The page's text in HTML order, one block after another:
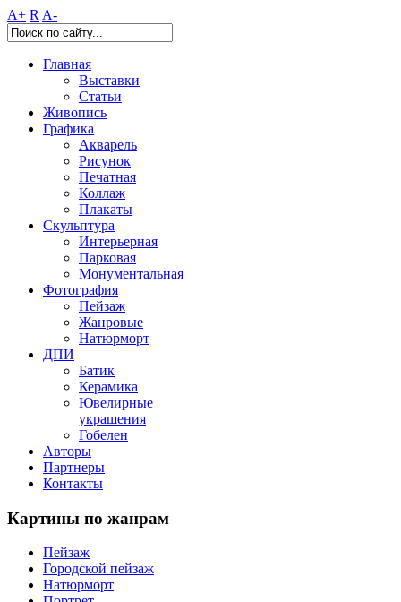
A+ R A-
Главная
Выставки
Статьи
Живопись
Графика
Акварель
Рисунок
Печатная
Коллаж
Плакаты
Скульптура
Интерьерная
Парковая
Монументальная
Фотография
Пейзаж
Жанровые
Натюрморт
ДПИ
Батик
Керамика
Ювелирные
украшения
Гобелен
Авторы
Партнеры
Контакты
Картины по жанрам
Пейзаж
Городской пейзаж
Натюрморт